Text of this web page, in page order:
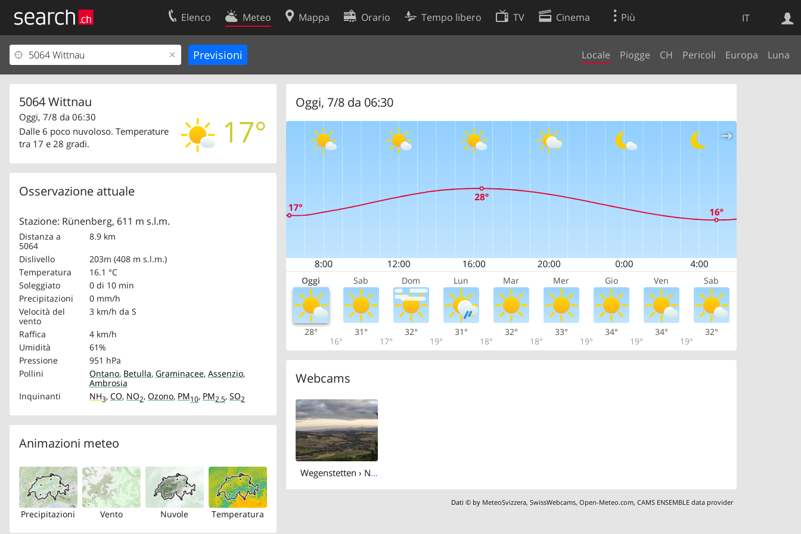
IT
Elenco Meteo Mappa Orario Tempo libero TV Cinema Più
Locale Piogge CH Pericoli Europa Luna
5064 Wittnau
17°
Oggi, 7/8 da 06:30
Dalle 6 poco nuvoloso. Temperature
tra 17 e 28 gradi.
Osservazione attuale
Stazione: Rünenberg, 611 m s.l.m.
Distanza a
5064
8.9 km
Dislivello
203m (408 m s.l.m.)
Temperatura
16.1 °C
Soleggiato
0 di 10 min
Precipitazioni
0 mm/h
Velocità del
vento
3 km/h da S
Raffica
4 km/h
Umidità
61%
Pressione
951 hPa
Pollini
Ontano, Betulla, Graminacee, Assenzio,
Ambrosia
Inquinanti
NH3, CO, NO2, Ozono, PM10, PM2.5, SO2
Animazioni meteo
Precipitazioni Vento Nuvole Temperatura
Oggi, 7/8 da 06:30
Oggi Sab Dom Lun Mar Mer Gio Ven Sab
28°
16°
31°
17°
32°
19°
31°
18°
32°
18°
33°
19°
34°
19°
34°
19°
32°
Webcams
Wegenstetten › North-west
Dati © by MeteoSvizzera,SwissWebcams,Open-Meteo.com,CAMS ENSEMBLE data provider
Ricerca Web
Il vostro profolio
Area clienti
Contatti
Condizioni d’uso
Preferenze cookie